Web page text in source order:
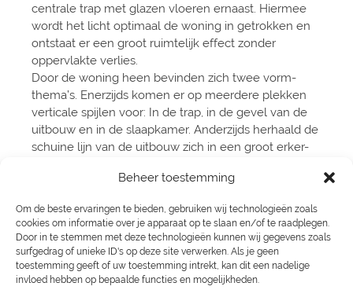
Beheer toestemming
Om de beste ervaringen te bieden, gebruiken wij technologieën zoals
cookies om informatie over je apparaat op te slaan en/of te raadplegen.
Door in te stemmen met deze technologieën kunnen wij gegevens zoals
surfgedrag of unieke ID's op deze site verwerken. Als je geen
toestemming geeft of uw toestemming intrekt, kan dit een nadelige
invloed hebben op bepaalde functies en mogelijkheden.
centrale trap met glazen vloeren ernaast. Hiermee
wordt het licht optimaal de woning in getrokken en
ontstaat er een groot ruimtelijk effect zonder
oppervlakte verlies.
Door de woning heen bevinden zich twee vorm-
thema’s. Enerzijds komen er op meerdere plekken
verticale spijlen voor: In de trap, in de gevel van de
uitbouw en in de slaapkamer. Anderzijds herhaald de
schuine lijn van de uitbouw zich in een groot erker-
Het geheel is voorzien van strakke, minimalistische
Japans en Braziliaans design houden. Toppunt
hiervan is wellicht de detaillering van het marmer in
de keuken. Er zijn hier heel exclusieve platen voor
gebruikt, maar door deze op verstek te zagen zie je
nergens de materiaal dikte terug en wordt het